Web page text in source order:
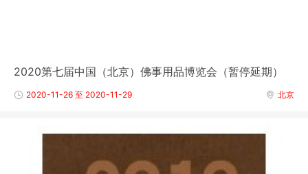
2020第七届中国（北京）佛事用品博览会（暂停延期）
北京
2020-11-26 至 2020-11-29